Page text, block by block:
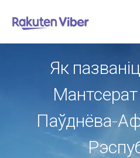
Як
Мантсерат
Паўднёва-